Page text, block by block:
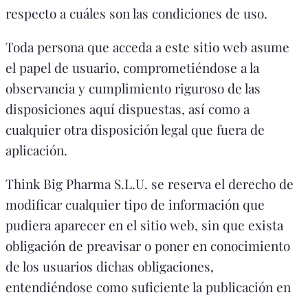
respecto a cuáles son las condiciones de uso.
Toda persona que acceda a este sitio web asume
el papel de usuario, comprometiéndose a la
observancia y cumplimiento riguroso de las
disposiciones aquí dispuestas, así como a
cualquier otra disposición legal que fuera de
aplicación.
Think Big Pharma S.L.U. se reserva el derecho de
modificar cualquier tipo de información que
pudiera aparecer en el sitio web, sin que exista
obligación de preavisar o poner en conocimiento
de los usuarios dichas obligaciones,
entendiéndose como suficiente la publicación en